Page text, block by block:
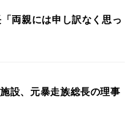
両親には申し訳なく思っ
設、元暴走族総長の理事